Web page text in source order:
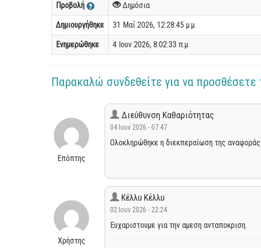
Προβολή Δημόσια
Δημιουργήθηκε 31 Μαΐ 2026, 12:28:45 μ.μ.
Ενημερώθηκε 4 Ιουν 2026, 8:02:33 π.μ.
Παρακαλώ συνδεθείτε για να προσθέσετε
Επόπτης
Διεύθυνση Καθαριότητας
04 Ιουν 2026 - 07:47
Ολοκληρώθηκε η διεκπεραίωση της
Χρήστης
Κέλλυ Κέλλυ
02 Ιουν 2026 - 22:24
Ευχαριστουμε για την αμεση ανταποκριση.